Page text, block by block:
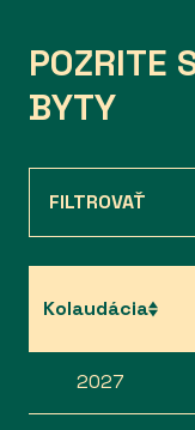
POZRITE
BYTY
FILTROVAŤ
Kolaudácia
2027